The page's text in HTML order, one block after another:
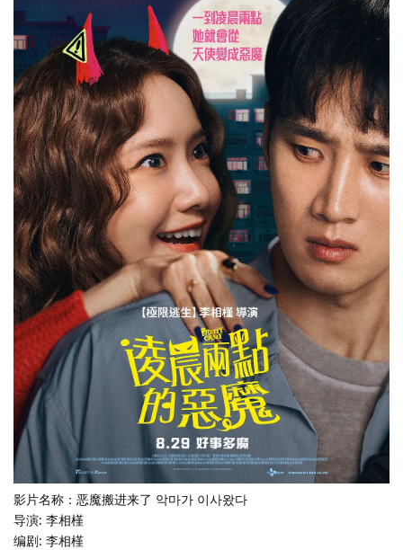
影片名称：恶魔搬进来了 악마가 이사왔다
导演: 李相槿
编剧: 李相槿